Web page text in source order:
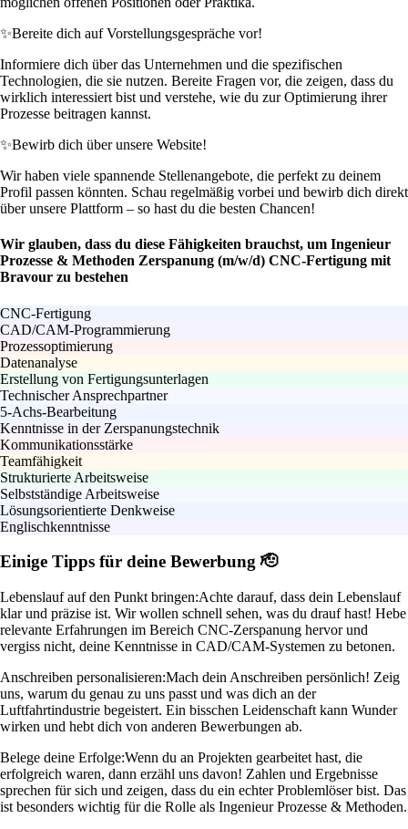
✨Bereite dich auf Vorstellungsgespräche vor!
Informiere dich über das Unternehmen und die spezifischen
Technologien, die sie nutzen. Bereite Fragen vor, die zeigen, dass du
wirklich interessiert bist und verstehe, wie du zur Optimierung ihrer
Prozesse beitragen kannst.
✨Bewirb dich über unsere Website!
Wir haben viele spannende Stellenangebote, die perfekt zu deinem
Profil passen könnten. Schau regelmäßig vorbei und bewirb dich direkt
über unsere Plattform – so hast du die besten Chancen!
Wir glauben, dass du diese Fähigkeiten brauchst, um Ingenieur
Prozesse & Methoden Zerspanung (m/w/d) CNC-Fertigung mit
Bravour zu bestehen
CNC-Fertigung
CAD/CAM-Programmierung
Prozessoptimierung
Datenanalyse
Erstellung von Fertigungsunterlagen
Technischer Ansprechpartner
5-Achs-Bearbeitung
Kenntnisse in der Zerspanungstechnik
Kommunikationsstärke
Teamfähigkeit
Strukturierte Arbeitsweise
Selbstständige Arbeitsweise
Lösungsorientierte Denkweise
Englischkenntnisse
Einige Tipps für deine Bewerbung 🫡
Lebenslauf auf den Punkt bringen:Achte darauf, dass dein Lebenslauf
klar und präzise ist. Wir wollen schnell sehen, was du drauf hast! Hebe
relevante Erfahrungen im Bereich CNC-Zerspanung hervor und
vergiss nicht, deine Kenntnisse in CAD/CAM-Systemen zu betonen.
Anschreiben personalisieren:Mach dein Anschreiben persönlich! Zeig
uns, warum du genau zu uns passt und was dich an der
Luftfahrtindustrie begeistert. Ein bisschen Leidenschaft kann Wunder
wirken und hebt dich von anderen Bewerbungen ab.
Belege deine Erfolge:Wenn du an Projekten gearbeitet hast, die
erfolgreich waren, dann erzähl uns davon! Zahlen und Ergebnisse
sprechen für sich und zeigen, dass du ein echter Problemlöser bist. Das
ist besonders wichtig für die Rolle als Ingenieur Prozesse & Methoden.